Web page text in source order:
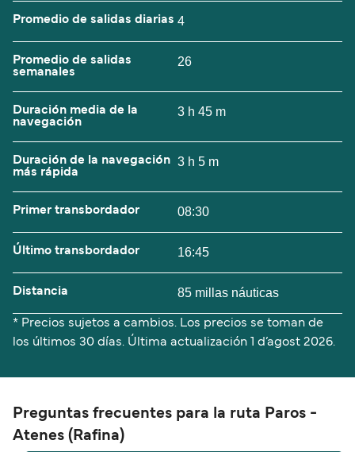
Promedio de salidas diarias 4
Promedio de salidas
semanales
26
Duración media de la
navegación
3 h 45 m
Duración de la navegación
más rápida
3 h 5 m
Primer transbordador 08:30
Último transbordador 16:45
Distancia 85 millas náuticas
* Precios sujetos a cambios. Los precios se toman de
los últimos 30 días. Última actualización 1 d’agost 2026.
Preguntas frecuentes para la ruta Paros -
Atenes (Rafina)